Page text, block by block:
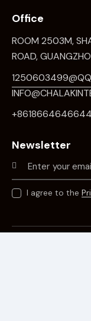
Office
ROOM 2503M,
ROAD,
+8618664646644
Newsletter
I agree to the